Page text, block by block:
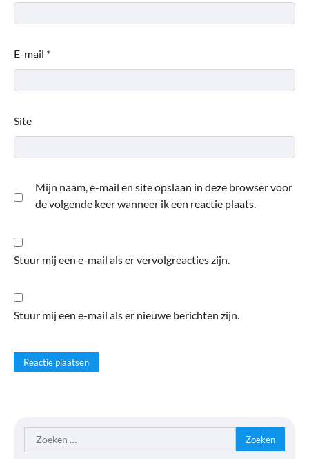
E-mail *
Site
Mijn naam, e-mail en site opslaan in deze browser voor
de volgende keer wanneer ik een reactie plaats.
Stuur mij een e-mail als er vervolgreacties zijn.
Stuur mij een e-mail als er nieuwe berichten zijn.
Zoeken
naar: